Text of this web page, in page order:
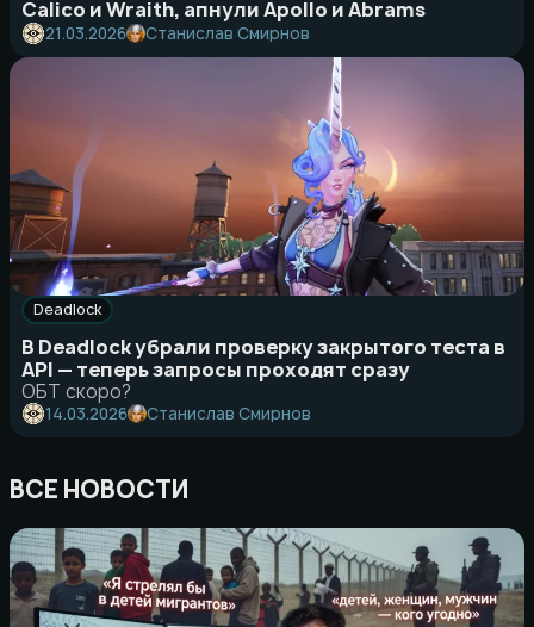
Calico и Wraith, апнули Apollo и Abrams
21.03.2026 Станислав Смирнов
Deadlock
В Deadlock убрали проверку закрытого теста в
API — теперь запросы проходят сразу
ОБТ скоро?
14.03.2026 Станислав Смирнов
ВСЕ НОВОСТИ